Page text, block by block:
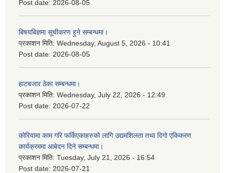
Post date: 2026-08-05
बिषयबिज्ञमा सूचीकरण हुने सम्बन्धमा।
प्रकाशन मिति: Wednesday, August 5, 2026 - 10:41
Post date: 2026-08-05
हाटबजार ठेका सम्बन्धमा।
प्रकाशन मिति: Wednesday, July 22, 2026 - 12:49
Post date: 2026-07-22
कोरियामा काम गरि फर्किएकाहरुको लागि उद्यमशिलता तथा दिगो एकिकरण
कार्यक्रममा आबेदन दिने सम्बन्धमा।
प्रकाशन मिति: Tuesday, July 21, 2026 - 16:54
Post date: 2026-07-21